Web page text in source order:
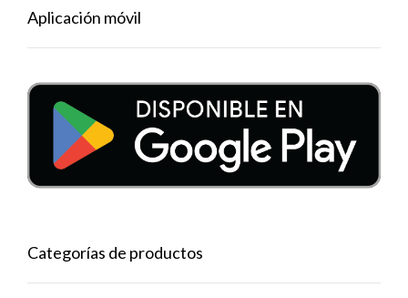
Aplicación móvil
Categorías de productos